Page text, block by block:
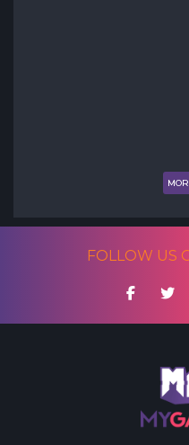
FOLLOW US